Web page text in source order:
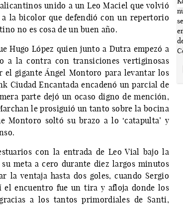
unido a un Leo Maciel que volvió
la bicolor que defendió con un repertorio
no es cosa de un buen año.
Hugo López quien junto a Dutra empezó a
a la contra con transiciones vertiginosas
el gigante Ángel Montoro para levantar los
Ciudad Encantada encadenó un parcial de
parte dejó un ocaso digno de mención,
le prosiguió un tanto sobre la bocina
Montoro soltó su brazo a lo ‘catapulta’ y
con la entrada de Leo Vial bajo la
meta a cero durante diez largos minutos
ventaja hasta dos goles, cuando Sergio
encuentro fue un tira y afloja donde los
a los tantos primordiales de Santi,